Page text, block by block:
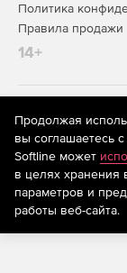
Политика
Правила продажи
14+
На
предоставления
систематизации и
предпочтениям
находящихся на
Продолжая
вы соглашаетесь
Softline может
в целях хранения
параметров и
работы веб-сайта.